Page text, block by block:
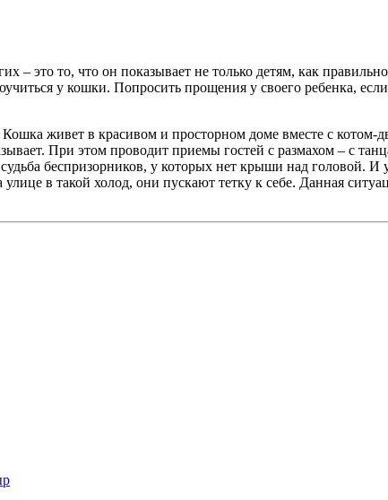
– это то, что он показывает не только детям, как
у кошки. Попросить прощения у своего ребенка,
живет в красивом и просторном доме вместе с
При этом проводит приемы гостей с размахом – с
беспризорников, у которых нет крыши над головой.
в такой холод, они пускают тетку к себе. Данная